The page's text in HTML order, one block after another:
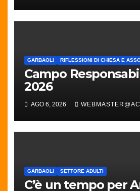
GARBAOLI RIFLESSIONI DI CHIESA E
Campo
2026
AGO 6, 2026
GARBAOLI SETTORE ADULTI
C’è un tempo per